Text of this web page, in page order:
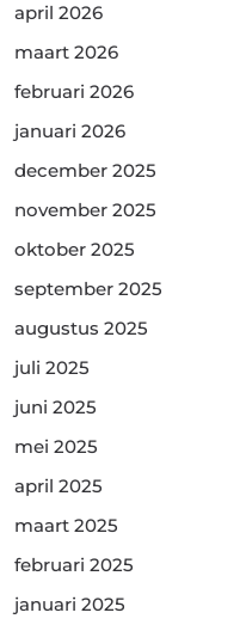
april 2026
maart 2026
februari 2026
januari 2026
december 2025
november 2025
oktober 2025
september 2025
augustus 2025
juli 2025
juni 2025
mei 2025
april 2025
maart 2025
februari 2025
januari 2025